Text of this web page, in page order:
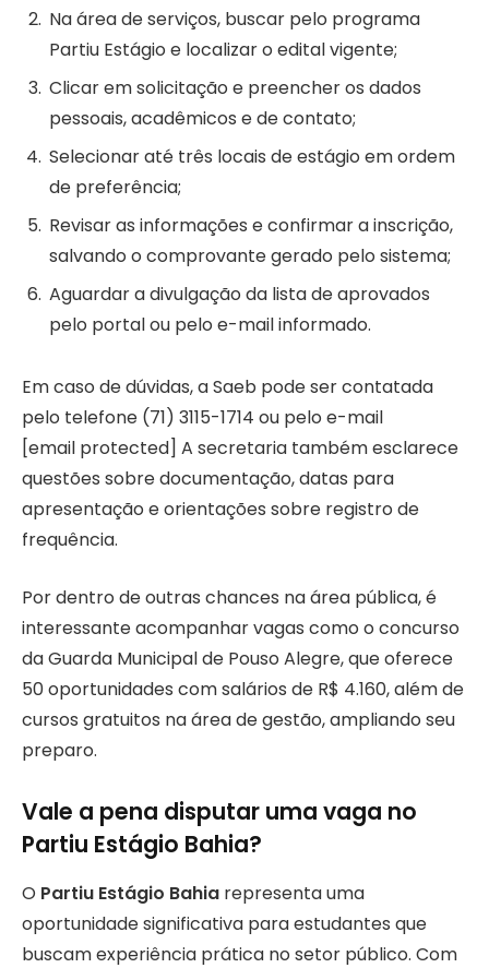
Na área de serviços, buscar pelo programa
Partiu Estágio e localizar o edital vigente;
Clicar em solicitação e preencher os dados
pessoais, acadêmicos e de contato;
Selecionar até três locais de estágio em ordem
de preferência;
Revisar as informações e confirmar a inscrição,
salvando o comprovante gerado pelo sistema;
Aguardar a divulgação da lista de aprovados
pelo portal ou pelo e-mail informado.
Em caso de dúvidas, a Saeb pode ser contatada
pelo telefone (71) 3115-1714 ou pelo e-mail
[email protected] A secretaria também esclarece
questões sobre documentação, datas para
apresentação e orientações sobre registro de
frequência.
Por dentro de outras chances na área pública, é
interessante acompanhar vagas como o concurso
da Guarda Municipal de Pouso Alegre, que oferece
50 oportunidades com salários de R$ 4.160, além de
cursos gratuitos na área de gestão, ampliando seu
preparo.
Vale a pena disputar uma vaga no
Partiu Estágio Bahia?
O Partiu Estágio Bahia representa uma
oportunidade significativa para estudantes que
buscam experiência prática no setor público. Com